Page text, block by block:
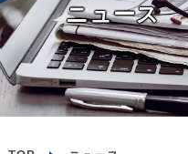
ニュース